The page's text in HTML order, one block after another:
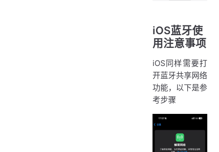
iOS蓝牙使
用注意事项
iOS同样需要打
开蓝牙共享网络
功能，以下是参
考步骤